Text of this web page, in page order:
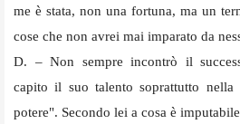
me è stata, non una fortuna, ma un
cose che non avrei mai imparato da
D. – Non sempre incontrò il
capito il suo talento soprattutto nella
potere". Secondo lei a cosa è